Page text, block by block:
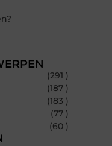
(291 )
(187 )
(183 )
(77 )
(60 )